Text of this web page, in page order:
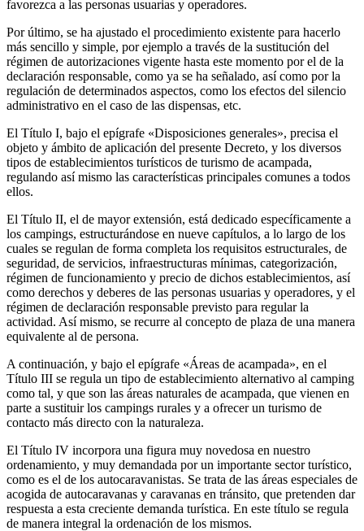
favorezca a las personas usuarias y operadores.
Por último, se ha ajustado el procedimiento existente para hacerlo
más sencillo y simple, por ejemplo a través de la sustitución del
régimen de autorizaciones vigente hasta este momento por el de la
declaración responsable, como ya se ha señalado, así como por la
regulación de determinados aspectos, como los efectos del silencio
administrativo en el caso de las dispensas, etc.
El Título I, bajo el epígrafe «Disposiciones generales», precisa el
objeto y ámbito de aplicación del presente Decreto, y los diversos
tipos de establecimientos turísticos de turismo de acampada,
regulando así mismo las características principales comunes a todos
ellos.
El Título II, el de mayor extensión, está dedicado específicamente a
los campings, estructurándose en nueve capítulos, a lo largo de los
cuales se regulan de forma completa los requisitos estructurales, de
seguridad, de servicios, infraestructuras mínimas, categorización,
régimen de funcionamiento y precio de dichos establecimientos, así
como derechos y deberes de las personas usuarias y operadores, y el
régimen de declaración responsable previsto para regular la
actividad. Así mismo, se recurre al concepto de plaza de una manera
equivalente al de persona.
A continuación, y bajo el epígrafe «Áreas de acampada», en el
Título III se regula un tipo de establecimiento alternativo al camping
como tal, y que son las áreas naturales de acampada, que vienen en
parte a sustituir los campings rurales y a ofrecer un turismo de
contacto más directo con la naturaleza.
El Título IV incorpora una figura muy novedosa en nuestro
ordenamiento, y muy demandada por un importante sector turístico,
como es el de los autocaravanistas. Se trata de las áreas especiales de
acogida de autocaravanas y caravanas en tránsito, que pretenden dar
respuesta a esta creciente demanda turística. En este título se regula
de manera integral la ordenación de los mismos.